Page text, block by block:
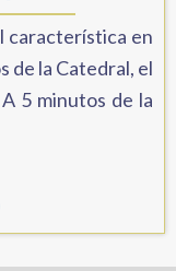
característica en
de la Catedral, el
5 minutos de la